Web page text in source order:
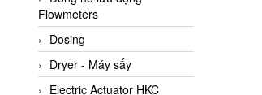
Antico pumps
Anybus/ HMS
AOBEN
Flowmeters
Dosing
Dryer - Máy sấy
Electric Actuator HKC